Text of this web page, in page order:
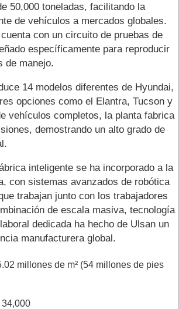
50,000 toneladas, facilitando la
de vehículos a mercados globales.
con un circuito de pruebas de
específicamente para reproducir
de manejo.
14 modelos diferentes de Hyundai,
opciones como el Elantra, Tucson y
vehículos completos, la planta fabrica
demostrando un alto grado de
inteligente se ha incorporado a la
con sistemas avanzados de robótica
trabajan junto con los trabajadores
de escala masiva, tecnología
dedicada ha hecho de Ulsan un
manufacturera global.
millones de m² (54 millones de pies
34,000